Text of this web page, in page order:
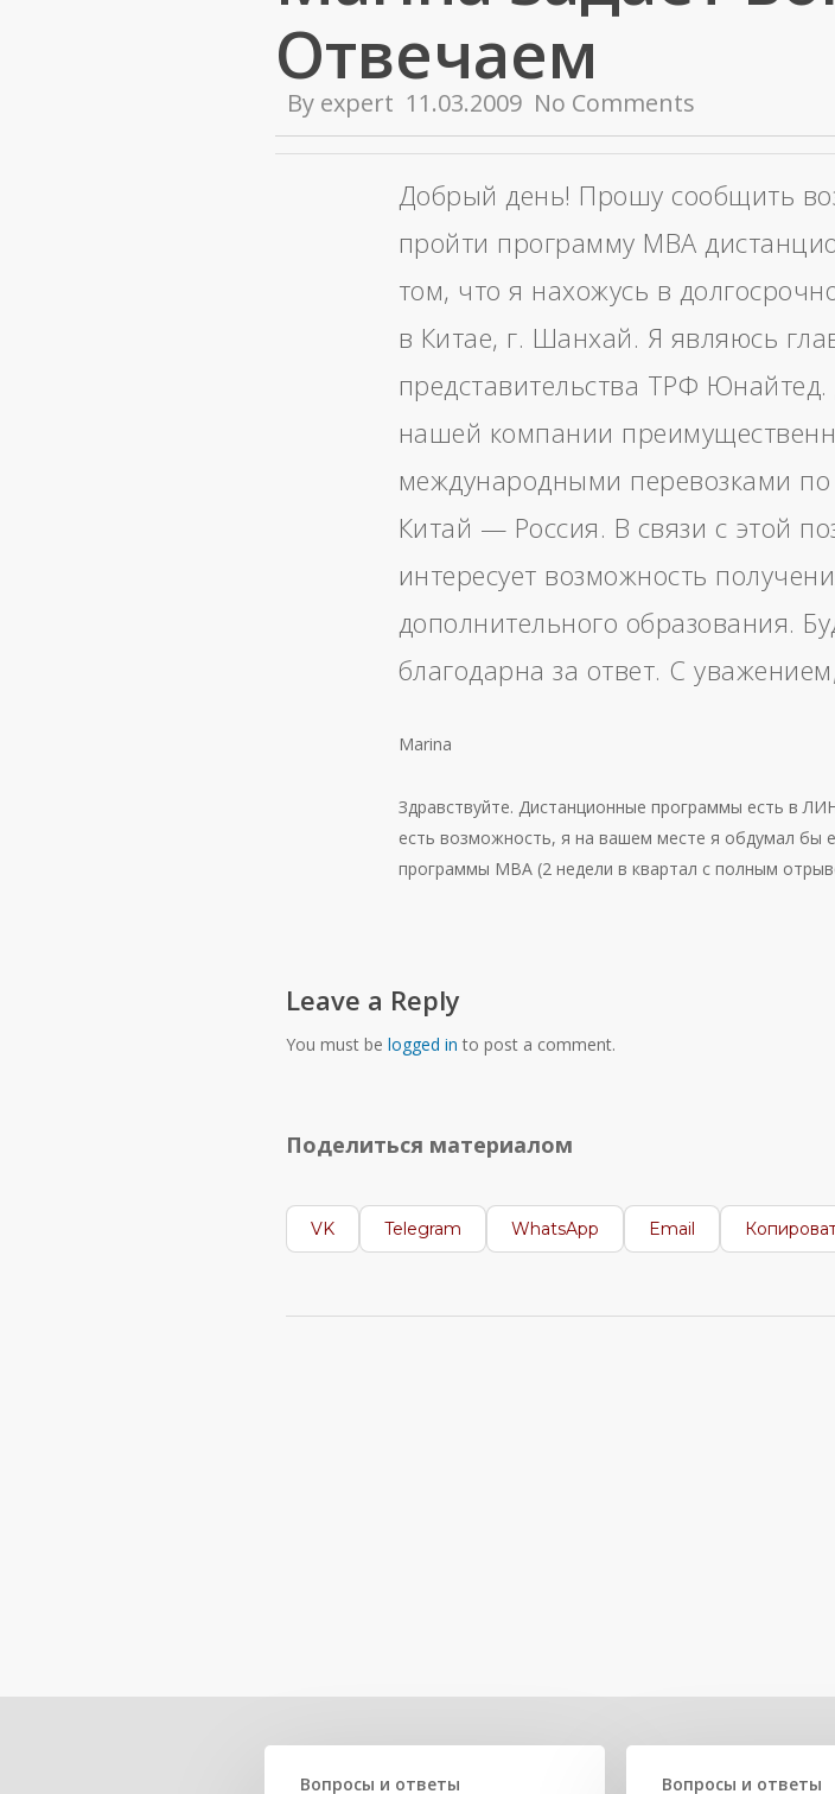
Отвечаем
By expert 11.03.2009 No Comments
Добрый день! Прошу сообщить
пройти программу МВА
том, что я нахожусь в
в Китае, г. Шанхай. Я являюсь
представительства ТРФ Юнайтед.
нашей компании
международными перевозками
Китай — Россия. В связи с этой
интересует возможность
дополнительного образования.
благодарна за ответ. С
Marina
Здравствуйте. Дистанционные программы есть в
есть возможность, я на вашем месте я обдумал бы
программы МВА (2 недели в квартал с полным
Leave a Reply
You must be logged in to post a comment.
Поделиться материалом
VK Telegram WhatsApp Email
Вопросы и ответы Вопросы и ответы